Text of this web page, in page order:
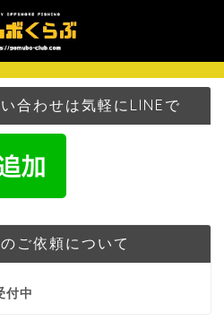
合わせは気軽にLINEで
ご依頼について
付中